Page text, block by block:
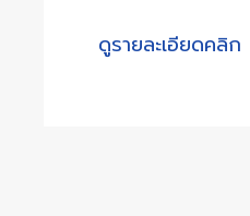
ดูรายละเอียดคลิก